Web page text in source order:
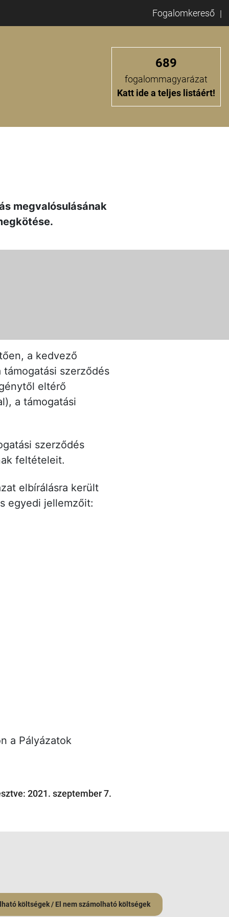
Fogalomkereső
689
fogalommagyarázat
Katt ide a teljes listáért!
megvalósulásának
a kedvező
szerződés
eltérő
a támogatási
szerződés
feltételeit.
elbírálásra került
egyedi jellemzőit:
a Pályázatok
2021. szeptember 7.
költségek / El nem számolható költségek